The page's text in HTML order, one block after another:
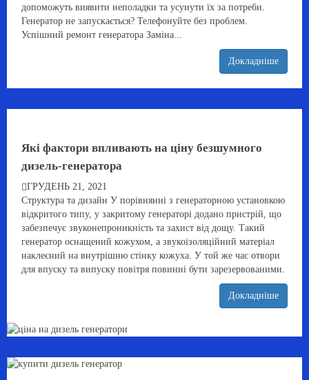
допоможуть виявити неполадки та усунути їх за потреби.
Генератор не запускається? Телефонуйте без проблем.
Успішний ремонт генератора Заміна...
Докладніше
Які фактори впливають на ціну безшумного
дизель-генератора
ГРУДЕНЬ 21, 2021
Структура та дизайн У порівнянні з генераторною установкою
відкритого типу, у закритому генераторі додано пристрій, що
забезпечує звуконепроникність та захист від дощу. Такий
генератор оснащений кожухом, а звукоізоляційний матеріал
наклеєний на внутрішню стінку кожуха. У той же час отвори
для впуску та випуску повітря повинні бути зарезервованими.
Докладніше